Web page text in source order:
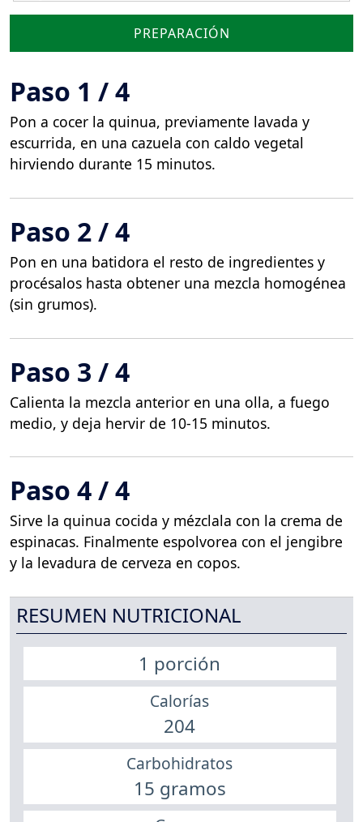
PREPARACIÓN
Paso 1 / 4
Pon a cocer la quinua, previamente lavada y
escurrida, en una cazuela con caldo vegetal
hirviendo durante 15 minutos.
Paso 2 / 4
Pon en una batidora el resto de ingredientes y
procésalos hasta obtener una mezcla homogénea
(sin grumos).
Paso 3 / 4
Calienta la mezcla anterior en una olla, a fuego
medio, y deja hervir de 10-15 minutos.
Paso 4 / 4
Sirve la quinua cocida y mézclala con la crema de
espinacas. Finalmente espolvorea con el jengibre
y la levadura de cerveza en copos.
RESUMEN NUTRICIONAL
1 porción
Calorías
204
Carbohidratos
15 gramos